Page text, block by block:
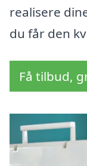
realisere
du får den
Få tilbud,